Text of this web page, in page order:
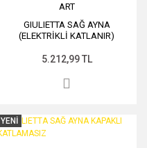
ART
GIULIETTA SAĞ AYNA
(ELEKTRİKLİ KATLANIR)
5.212,99 TL
YENİ